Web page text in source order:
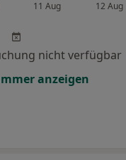
11 Aug 12 Aug
nicht verfügbar
anzeigen